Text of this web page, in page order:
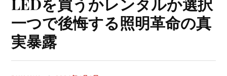
一つで後悔する照明革命の真
実暴露